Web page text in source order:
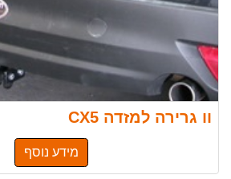
וו גרירה למזדה CX5
מידע נוסף